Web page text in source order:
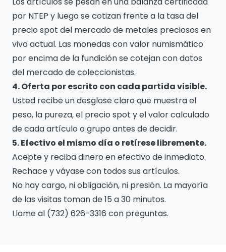
por NTEP y luego se cotizan frente a la tasa del
precio spot del mercado de metales preciosos en
vivo actual. Las monedas con valor numismático
por encima de la fundición se cotejan con datos
del mercado de coleccionistas.
4. Oferta por escrito con cada partida visible.
Usted recibe un desglose claro que muestra el
peso, la pureza, el precio spot y el valor calculado
de cada artículo o grupo antes de decidir.
5. Efectivo el mismo día o retírese libremente.
Acepte y reciba dinero en efectivo de inmediato.
Rechace y váyase con todos sus artículos.
No hay cargo, ni obligación, ni presión. La mayoría
de las visitas toman de 15 a 30 minutos.
Llame al (732) 626-3316 con preguntas.